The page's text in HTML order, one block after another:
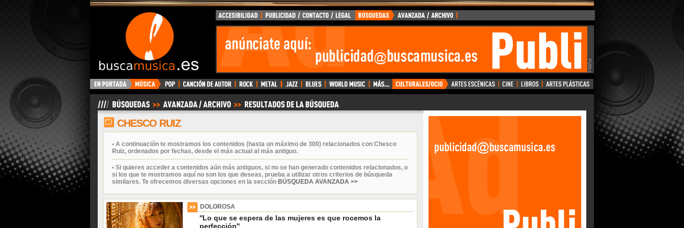
BuscaMusica.es
CHESCO RUIZ
• A continuación te mostramos los contenidos (hasta un máximo de 300) relacionados con Chesco
Ruiz, ordenados por fechas, desde el más actual al más antiguo.
• Si quieres acceder a contenidos aún más antiguos, si no se han generado contenidos relacionados, o
si los que te mostramos aquí no son los que deseas, prueba a utilizar otros criterios de búsqueda
similares. Te ofrecemos diversas opciones en la sección BÚSQUEDA AVANZADA >>
DOLOROSA
''Lo que se espera de las mujeres es que rocemos la
perfección''